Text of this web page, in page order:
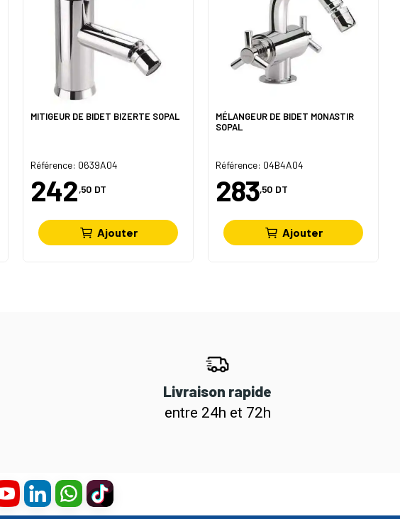
MITIGEUR DE BIDET BIZERTE SOPAL
Référence: 0639A04
242,50 DT
Ajouter
MÉLANGEUR DE BIDET MONASTIR
SOPAL
Référence: 04B4A04
283,50 DT
Ajouter
Livraison rapide
entre 24h et 72h